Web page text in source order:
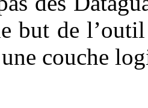
but de
couche